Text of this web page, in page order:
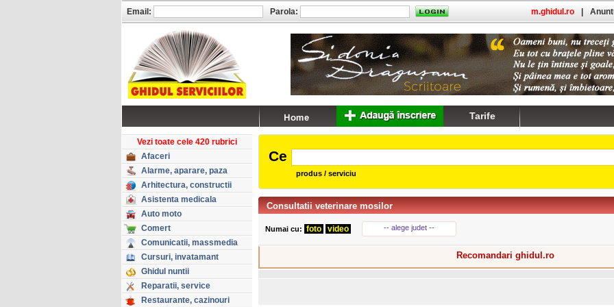
Vezi toate cele 420 rubrici
Afaceri
Alarme, aparare, paza
Arhitectura, constructii
Asistenta medicala
Auto moto
Comert
Comunicatii, massmedia
Cursuri, invatamant
Ghidul nuntii
Reparatii, service
Restaurante, cazinouri
Ce
produs / serviciu
Consultatii veterinare mosilor
Numai cu: foto video -- alege judet --
Recomandari ghidul.ro
Email: Parola: m.ghidul.ro
Tarife